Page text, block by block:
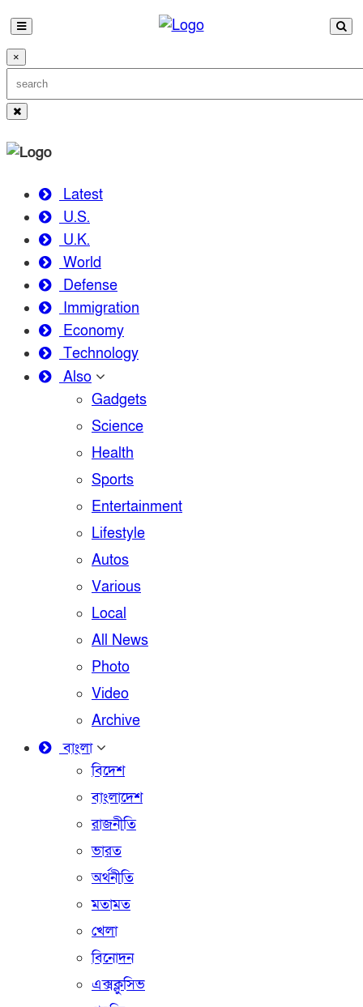
×
Latest
U.S.
U.K.
World
Defense
Immigration
Economy
Technology
Also
Gadgets
Science
Health
Sports
Entertainment
Lifestyle
Autos
Various
Local
All News
Photo
Video
Archive
বাংলা
বিদেশ
বাংলাদেশ
রাজনীতি
ভারত
অর্থনীতি
মতামত
খেলা
বিনোদন
এক্সক্লুসিভ